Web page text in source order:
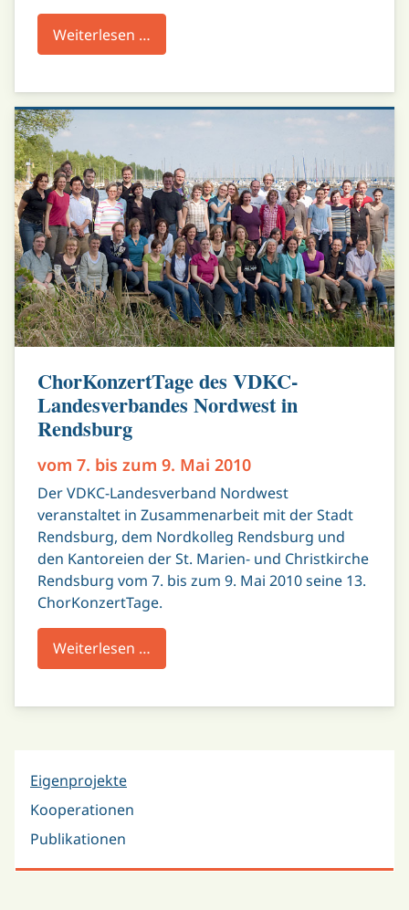
Weiterlesen …
ChorKonzertTage des VDKC-
Landesverbandes Nordwest in
Rendsburg
vom 7. bis zum 9. Mai 2010
Der VDKC-Landesverband Nordwest
veranstaltet in Zusammenarbeit mit der Stadt
Rendsburg, dem Nordkolleg Rendsburg und
den Kantoreien der St. Marien- und Christkirche
Rendsburg vom 7. bis zum 9. Mai 2010 seine 13.
ChorKonzertTage.
Weiterlesen …
Eigenprojekte
Kooperationen
Publikationen